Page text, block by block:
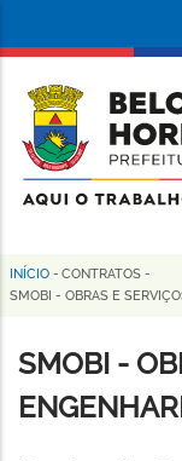
conteúdo
principal
da
Prefeitura
de
Horizonte
Trilha
navegação
INÍCIO - CONTRATOS -
SMOBI - OBRAS E
SMOBI -